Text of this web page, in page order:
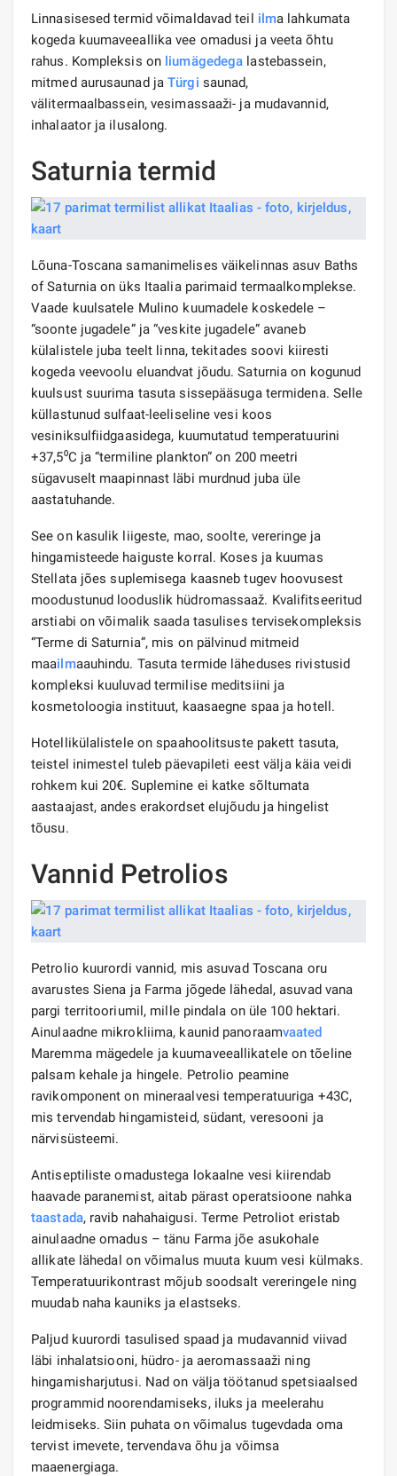
Linnasisesed termid võimaldavad teil ilma lahkumata
kogeda kuumaveeallika vee omadusi ja veeta õhtu
rahus. Kompleksis on liumägedega lastebassein,
mitmed aurusaunad jaTürgi saunad,
välitermaalbassein, vesimassaaži- ja mudavannid,
inhalaator ja ilusalong.
Saturnia termid
Lõuna-Toscana samanimelises väikelinnas asuv Baths
of Saturnia on üks Itaalia parimaid termaalkomplekse.
Vaade kuulsatele Mulino kuumadele koskedele –
“soonte jugadele” ja “veskite jugadele” avaneb
külalistele juba teelt linna, tekitades soovi kiiresti
kogeda veevoolu eluandvat jõudu. Saturnia on kogunud
kuulsust suurima tasuta sissepääsuga termidena. Selle
küllastunud sulfaat-leeliseline vesi koos
vesiniksulfiidgaasidega, kuumutatud temperatuurini
+37,5⁰C ja “termiline plankton” on 200 meetri
sügavuselt maapinnast läbi murdnud juba üle
aastatuhande.
See on kasulik liigeste, mao, soolte, vereringe ja
hingamisteede haiguste korral. Koses ja kuumas
Stellata jões suplemisega kaasneb tugev hoovusest
moodustunud looduslik hüdromassaaž. Kvalifitseeritud
arstiabi on võimalik saada tasulises tervisekompleksis
“Terme di Saturnia”, mis on pälvinud mitmeid
maailmaauhindu. Tasuta termide läheduses rivistusid
kompleksi kuuluvad termilise meditsiini ja
kosmetoloogia instituut, kaasaegne spaa ja hotell.
Hotellikülalistele on spaahoolitsuste pakett tasuta,
teistel inimestel tuleb päevapileti eest välja käia veidi
rohkem kui 20€. Suplemine ei katke sõltumata
aastaajast, andes erakordset elujõudu ja hingelist
tõusu.
Vannid Petrolios
Petrolio kuurordi vannid, mis asuvad Toscana oru
avarustes Siena ja Farma jõgede lähedal, asuvad vana
pargi territooriumil, mille pindala on üle 100 hektari.
Ainulaadne mikrokliima, kaunid panoraamvaated
Maremma mägedele ja kuumaveeallikatele on tõeline
palsam kehale ja hingele. Petrolio peamine
ravikomponent on mineraalvesi temperatuuriga +43C,
mis tervendab hingamisteid, südant, veresooni ja
närvisüsteemi.
Antiseptiliste omadustega lokaalne vesi kiirendab
haavade paranemist, aitab pärast operatsioone nahka
taastada, ravib nahahaigusi. Terme Petroliot eristab
ainulaadne omadus – tänu Farma jõe asukohale
allikate lähedal on võimalus muuta kuum vesi külmaks.
Temperatuurikontrast mõjub soodsalt vereringele ning
muudab naha kauniks ja elastseks.
Paljud kuurordi tasulised spaad ja mudavannid viivad
läbi inhalatsiooni, hüdro- ja aeromassaaži ning
hingamisharjutusi. Nad on välja töötanud spetsiaalsed
programmid noorendamiseks, iluks ja meelerahu
leidmiseks. Siin puhata on võimalus tugevdada oma
tervist imevete, tervendava õhu ja võimsa
maaenergiaga.